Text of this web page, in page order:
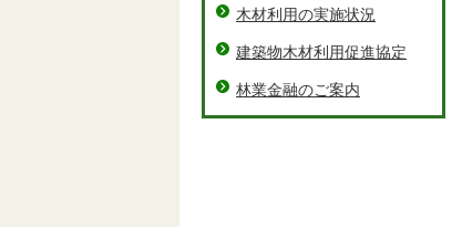
木材利用の実施状況
建築物木材利用促進協定
林業金融のご案内